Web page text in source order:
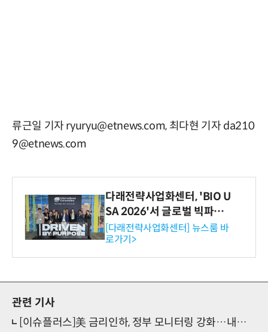
류근일 기자 ryuryu@etnews.com, 최다현 기자 da210
9@etnews.com
다래전략사업화센터, 'BIO U
SA 2026'서 글로벌 빅파마
와의 비즈니스 미팅 지원…K
-바이오 해외 진출 교두보 확
보
[다래전략사업화센터] 뉴스룸 바
로가기>
관련 기사
[이슈플러스]美 금리인하, 정부 모니터링 강화…내수 반전에 수출 기대감 ↑